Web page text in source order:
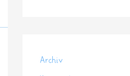
Archiv